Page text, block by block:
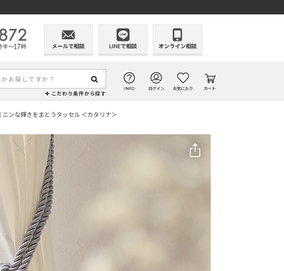
メールで相談 LINEで相談 オンライン相談
こだわり条件から探す
INFO ログイン お気に入り カート
ンな輝きをまとうタッセル ＜カタリナ＞